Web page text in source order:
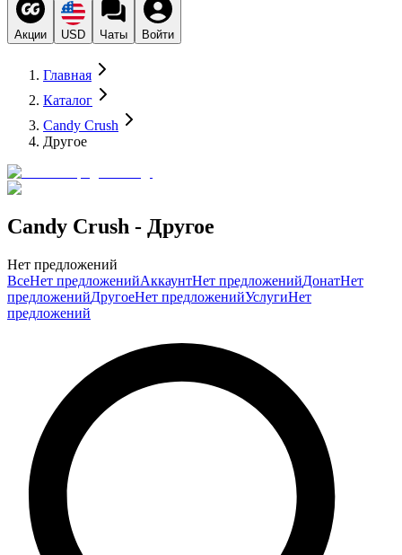
Акции USD Чаты Войти
Главная
Каталог
Candy Crush
Другое
Candy Crush - Другое
Нет предложений
ВсеНет предложенийАккаунтНет предложенийДонатНет
предложенийДругоеНет предложенийУслугиНет
предложений